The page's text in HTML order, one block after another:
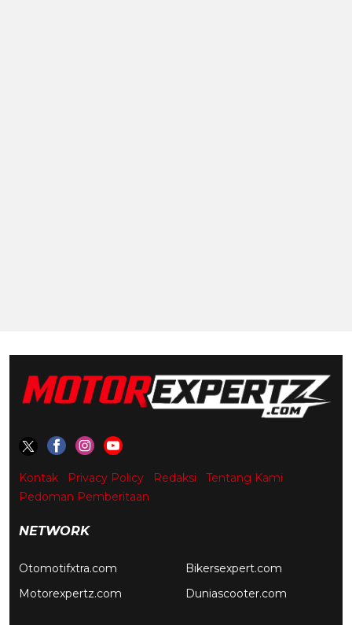
Kontak Privacy Policy Redaksi
Tentang Kami
Pedoman Pemberitaan
NETWORK
Otomotifxtra.com
Motorexpertz.com
Bikersexpert.com
Duniascooter.com